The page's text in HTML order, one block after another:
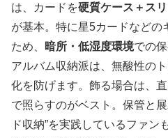
は、カードを硬質ケース＋ス
が基本。特に星5カードなどの
ため、
暗所・低湿度環境での保
アルバム収納派は、無酸性の
化を防げます。飾る場合は、
で照らすのがベスト。保管と
ド収納”を実践しているファン